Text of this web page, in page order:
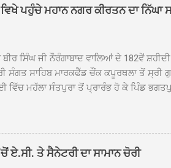
ਪਹੁੰਚੇ ਮਹਾਨ ਨਗਰ ਕੀਰਤਨ ਦਾ ਨਿੱਘਾ
ਬੀਰ ਸਿੰਘ ਜੀ ਨੌਰੰਗਾਬਾਦ ਵਾਲਿਆਂ ਦੇ 182ਵੇਂ
ਸੰਗਤ ਸਾਹਿਬ ਮਾਰਕਫੈੱਡ ਚੌਂਕ ਕਪੂਰਥਲਾ ਤੋਂ ਸ੍ਰੀ
ਮਹੱਲਾ ਸੰਤਪੁਰਾ ਤੋਂ ਪ੍ਰਾਰੰਭ ਹੋ ਕੇ ਪਿੰਡ
ਵਿਖੇ ਪਹੁੰਚਿਆ। ਨਗਰ ਕੀਰਤਨ ਦੇ ਗੁਰਦੁਆਰਾ ਸ੍ਰੀ
ਤੇ ਇਲਾਕੇ ਦੀਆਂ ਸੰਗਤਾਂ ਵੱਲੋਂ ਜੈਕਾਰਿਆਂ ਦੀ ਗੂੰਜ
ਨਗਰ ਕੀਰਤਨ ਦੇ ਸਮਾਪਤੀ ਦੀ ਅਰਦਾਸ
ਦਮਦਮਾ ਸਾਹਿਬ ਠੱਟਾ ਦੇ ਮੁੱਖ ਸੇਵਾਦਾਰ ਸੰਤ ਬਾਬਾ
ਏ.ਸੀ. ਤੇ ਸੈਨੇਟਰੀ ਦਾ ਸਾਮਾਨ ਚੋਰੀ